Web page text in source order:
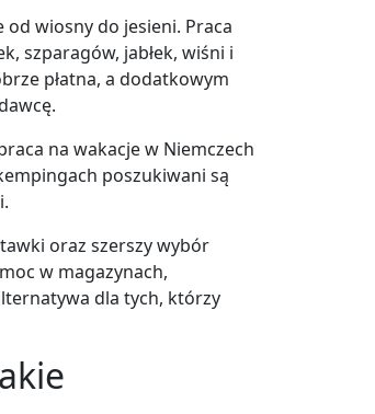
wiosny do jesieni. Praca
szparagów, jabłek, wiśni i
płatna, a dodatkowym
na wakacje w Niemczech
poszukiwani są
oraz szerszy wybór
w magazynach,
dla tych, którzy